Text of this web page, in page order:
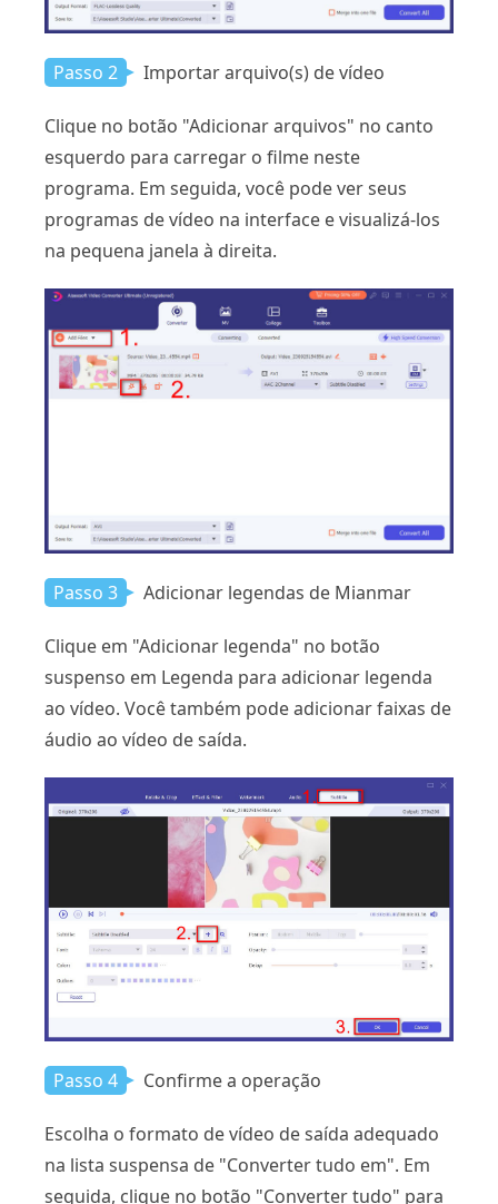
Passo 2 Importar arquivo(s) de vídeo
Clique no botão "Adicionar arquivos" no canto
esquerdo para carregar o filme neste
programa. Em seguida, você pode ver seus
programas de vídeo na interface e visualizá-los
na pequena janela à direita.
Passo 3 Adicionar legendas de Mianmar
Clique em "Adicionar legenda" no botão
suspenso em Legenda para adicionar legenda
ao vídeo. Você também pode adicionar faixas de
áudio ao vídeo de saída.
Passo 4 Confirme a operação
Escolha o formato de vídeo de saída adequado
na lista suspensa de "Converter tudo em". Em
seguida, clique no botão "Converter tudo" para